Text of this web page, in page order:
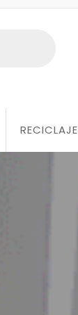
RECICLAJE